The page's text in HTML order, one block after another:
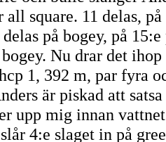
all square. 11 delas,
på bogey, på
Nu drar det
1, 392 m, par fyra
är piskad att
upp mig innan
4:e slaget in på